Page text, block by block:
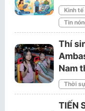
Kinh tế
Tin
Thí
Nam
Thời
TIẾN